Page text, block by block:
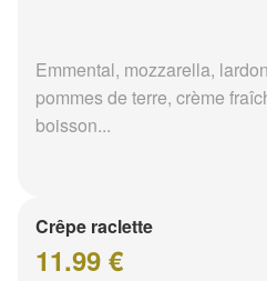
Emmental, mozzarella,
pommes de terre, crème
boisson...
Crêpe raclette
11.99 €